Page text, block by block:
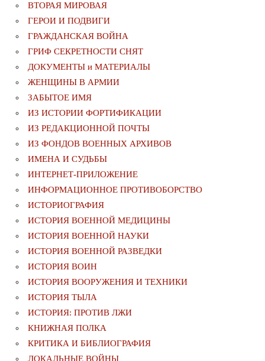
ВТОРАЯ МИРОВАЯ
ГЕРОИ И ПОДВИГИ
ГРАЖДАНСКАЯ ВОЙНА
ГРИФ СЕКРЕТНОСТИ СНЯТ
ДОКУМЕНТЫ и МАТЕРИАЛЫ
ЖЕНЩИНЫ В АРМИИ
ЗАБЫТОЕ ИМЯ
ИЗ ИСТОРИИ ФОРТИФИКАЦИИ
ИЗ РЕДАКЦИОННОЙ ПОЧТЫ
ИЗ ФОНДОВ ВОЕННЫХ АРХИВОВ
ИМЕНА И СУДЬБЫ
ИНТЕРНЕТ-ПРИЛОЖЕНИЕ
ИНФОРМАЦИОННОЕ ПРОТИВОБОРСТВО
ИСТОРИОГРАФИЯ
ИСТОРИЯ ВОЕННОЙ МЕДИЦИНЫ
ИСТОРИЯ ВОЕННОЙ НАУКИ
ИСТОРИЯ ВОЕННОЙ РАЗВЕДКИ
ИСТОРИЯ ВОИН
ИСТОРИЯ ВООРУЖЕНИЯ И ТЕХНИКИ
ИСТОРИЯ ТЫЛА
ИСТОРИЯ: ПРОТИВ ЛЖИ
КНИЖНАЯ ПОЛКА
КРИТИКА И БИБЛИОГРАФИЯ
ЛОКАЛЬНЫЕ ВОЙНЫ